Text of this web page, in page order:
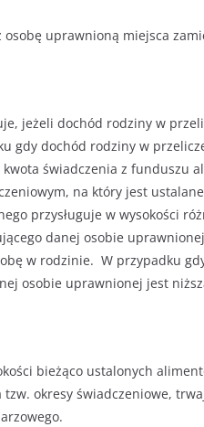
uprawnioną miejsca
jeżeli dochód rodziny w
gdy dochód rodziny w
świadczenia z funduszu
na który jest
przysługuje w wysokości
danej osobie
w rodzinie. W przypadku
osobie uprawnionej jest
bieżąco ustalonych
tzw. okresy świadczeniowe,